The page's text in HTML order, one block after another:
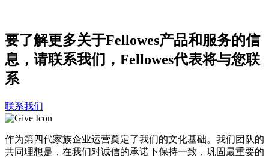
要了解更多关于Fellowes产品和服务的信
息，请联系我们，Fellowes代表将与您联
系
联系我们
作为第四代家族企业运营奠定了我们的文化基础。我们团队的
共同理想是，在我们对诚信的承诺下保持一致，巩固最重要的